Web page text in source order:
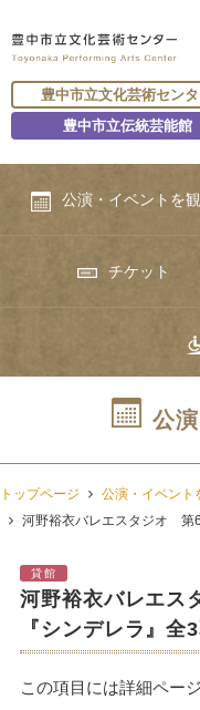
豊中市立文化芸術セン
豊中市立伝統芸能館
公演・イベントを
チケット
公
トップページ
公演・イベント
河野裕衣バレエスタジオ 第
貸館
河野裕衣バレエ
『シンデレラ』全
この項目には詳細ペー